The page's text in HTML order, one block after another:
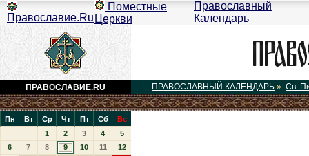
Православие.Ru
Поместные
Церкви
Православный
Календарь
ПРАВОСЛАВИЕ.RU ПРАВОСЛАВНЫЙ КАЛЕНДАРЬ » Св.
Пн Вт Ср Чт Пт Сб
Вс
1
2 3 4
5
6
7 8 9 10 11
12